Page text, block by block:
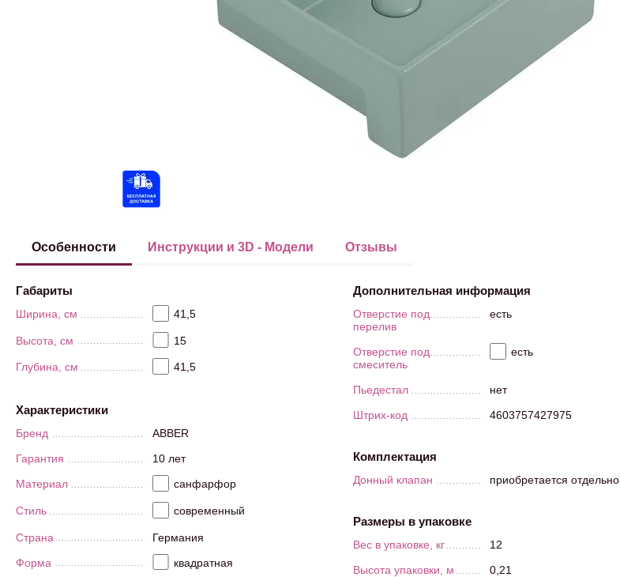
Особенности Инструкции и 3D - Модели Отзывы
Габариты
Ширина, см 41,5
Высота, см 15
Глубина, см 41,5
Характеристики
Бренд
ABBER
Гарантия
10 лет
Материал
санфарфор
Стиль современный
Страна
Германия
Форма
квадратная
Дополнительная информация
Отверстие под
перелив
есть
Отверстие под
смеситель
есть
Пьедестал
нет
Штрих-код
4603757427975
Комплектация
Донный клапан приобретается отдельно
Размеры в упаковке
Вес в упаковке, кг
12
Высота упаковки, м
0,21